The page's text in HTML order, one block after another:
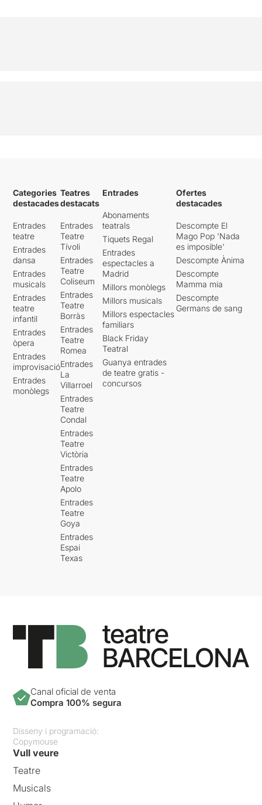
Categories
destacades
Entrades
teatre
Entrades
dansa
Entrades
musicals
Entrades
teatre
infantil
Entrades
òpera
Entrades
improvisació
Entrades
monòlegs
Teatres
destacats
Entrades
Teatre
Tívoli
Entrades
Teatre
Coliseum
Entrades
Teatre
Borràs
Entrades
Teatre
Romea
Entrades
La
Villarroel
Entrades
Teatre
Condal
Entrades
Teatre
Victòria
Entrades
Teatre
Apolo
Entrades
Teatre
Goya
Entrades
Espai
Texas
Entrades
Abonaments
teatrals
Tiquets Regal
Entrades
espectacles a
Madrid
Millors monòlegs
Millors musicals
Millors espectacles
familiars
Black Friday
Teatral
Guanya entrades
de teatre gratis -
concursos
Ofertes
destacades
Descompte El
Mago Pop 'Nada
es imposible'
Descompte Ànima
Descompte
Mamma mia
Descompte
Germans de sang
Canal oficial de venta
Compra 100% segura
Disseny i programació:
Copymouse
Vull veure
Teatre
Musicals